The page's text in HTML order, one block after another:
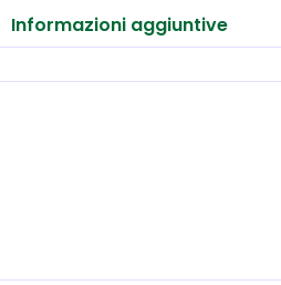
Informazioni aggiuntive